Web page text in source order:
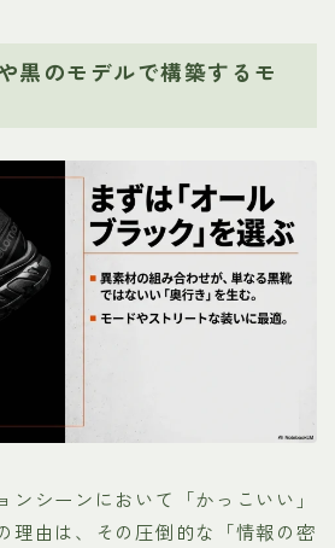
黒のモデルで構築するモ
ンシーンにおいて「かっこいい」
理由は、その圧倒的な「情報の密